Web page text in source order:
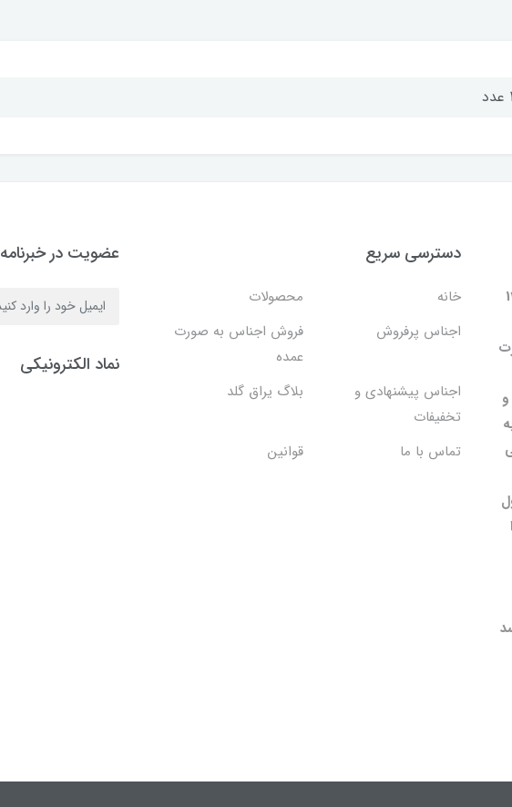
1402
به صورت
دسترسی سریع
خانه
محصولات
اجناس پرفروش
فروش اجناس به صورت
عمده
اجناس پیشنهادی و
تخفیفات
بلاگ یراق گلد
تماس با ما قوانین
عضویت در خبرنامه
نماد الکترونیکی